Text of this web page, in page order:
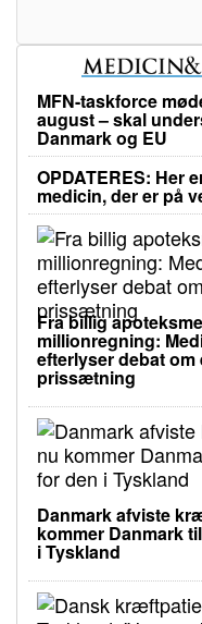
MFN-taskforce
august – skal
Danmark og EU
OPDATERES: Her
medicin, der er på
Fra billig
millionregning:
efterlyser debat om
prissætning
Danmark afviste
kommer Danmark
i Tyskland